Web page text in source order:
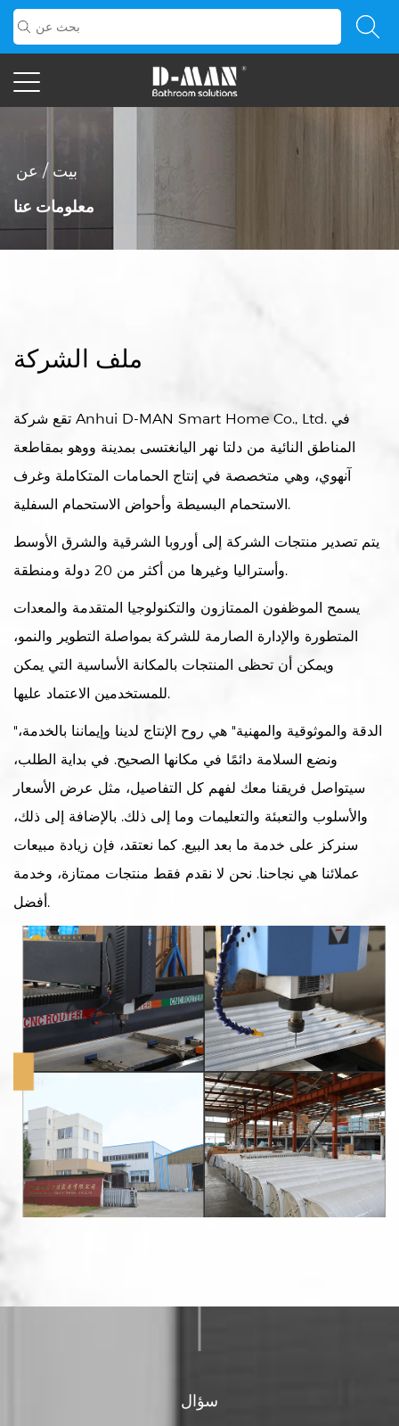
بيت / عن
معلومات عنا
ملف الشركة
تقع شركة Anhui D-MAN Smart Home Co., Ltd. في
المناطق النائية من دلتا نهر اليانغتسى بمدينة ووهو بمقاطعة
آنهوي، وهي متخصصة في إنتاج الحمامات المتكاملة وغرف
الاستحمام البسيطة وأحواض الاستحمام السفلية.
يتم تصدير منتجات الشركة إلى أوروبا الشرقية والشرق الأوسط
وأستراليا وغيرها من أكثر من 20 دولة ومنطقة.
يسمح الموظفون الممتازون والتكنولوجيا المتقدمة والمعدات
المتطورة والإدارة الصارمة للشركة بمواصلة التطوير والنمو،
ويمكن أن تحظى المنتجات بالمكانة الأساسية التي يمكن
للمستخدمين الاعتماد عليها.
"الدقة والموثوقية والمهنية" هي روح الإنتاج لدينا وإيماننا بالخدمة،
ونضع السلامة دائمًا في مكانها الصحيح. في بداية الطلب،
سيتواصل فريقنا معك لفهم كل التفاصيل، مثل عرض الأسعار
والأسلوب والتعبئة والتعليمات وما إلى ذلك. بالإضافة إلى ذلك،
سنركز على خدمة ما بعد البيع. كما نعتقد، فإن زيادة مبيعات
عملائنا هي نجاحنا. نحن لا نقدم فقط منتجات ممتازة، وخدمة
أفضل.
سؤال